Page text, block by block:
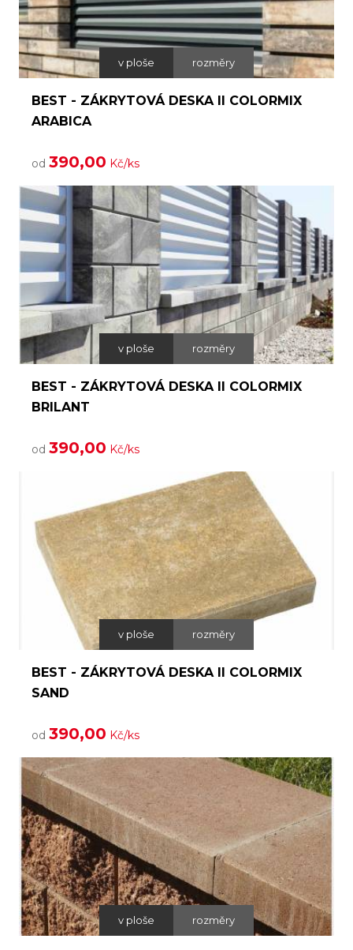
v ploše rozměry
BEST - ZÁKRYTOVÁ DESKA II COLORMIX
ARABICA
od 390,00 Kč/ks
v ploše rozměry
BEST - ZÁKRYTOVÁ DESKA II COLORMIX
BRILANT
od 390,00 Kč/ks
v ploše rozměry
BEST - ZÁKRYTOVÁ DESKA II COLORMIX
SAND
od 390,00 Kč/ks
v ploše rozměry